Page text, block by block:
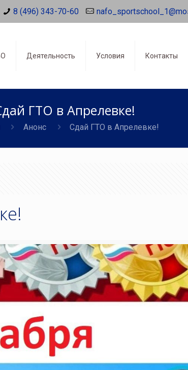
8 (496) 343-70-60
Деятельность Условия Контакты
ГТО в Апрелевке!
Анонс Сдай ГТО в Апрелевке!